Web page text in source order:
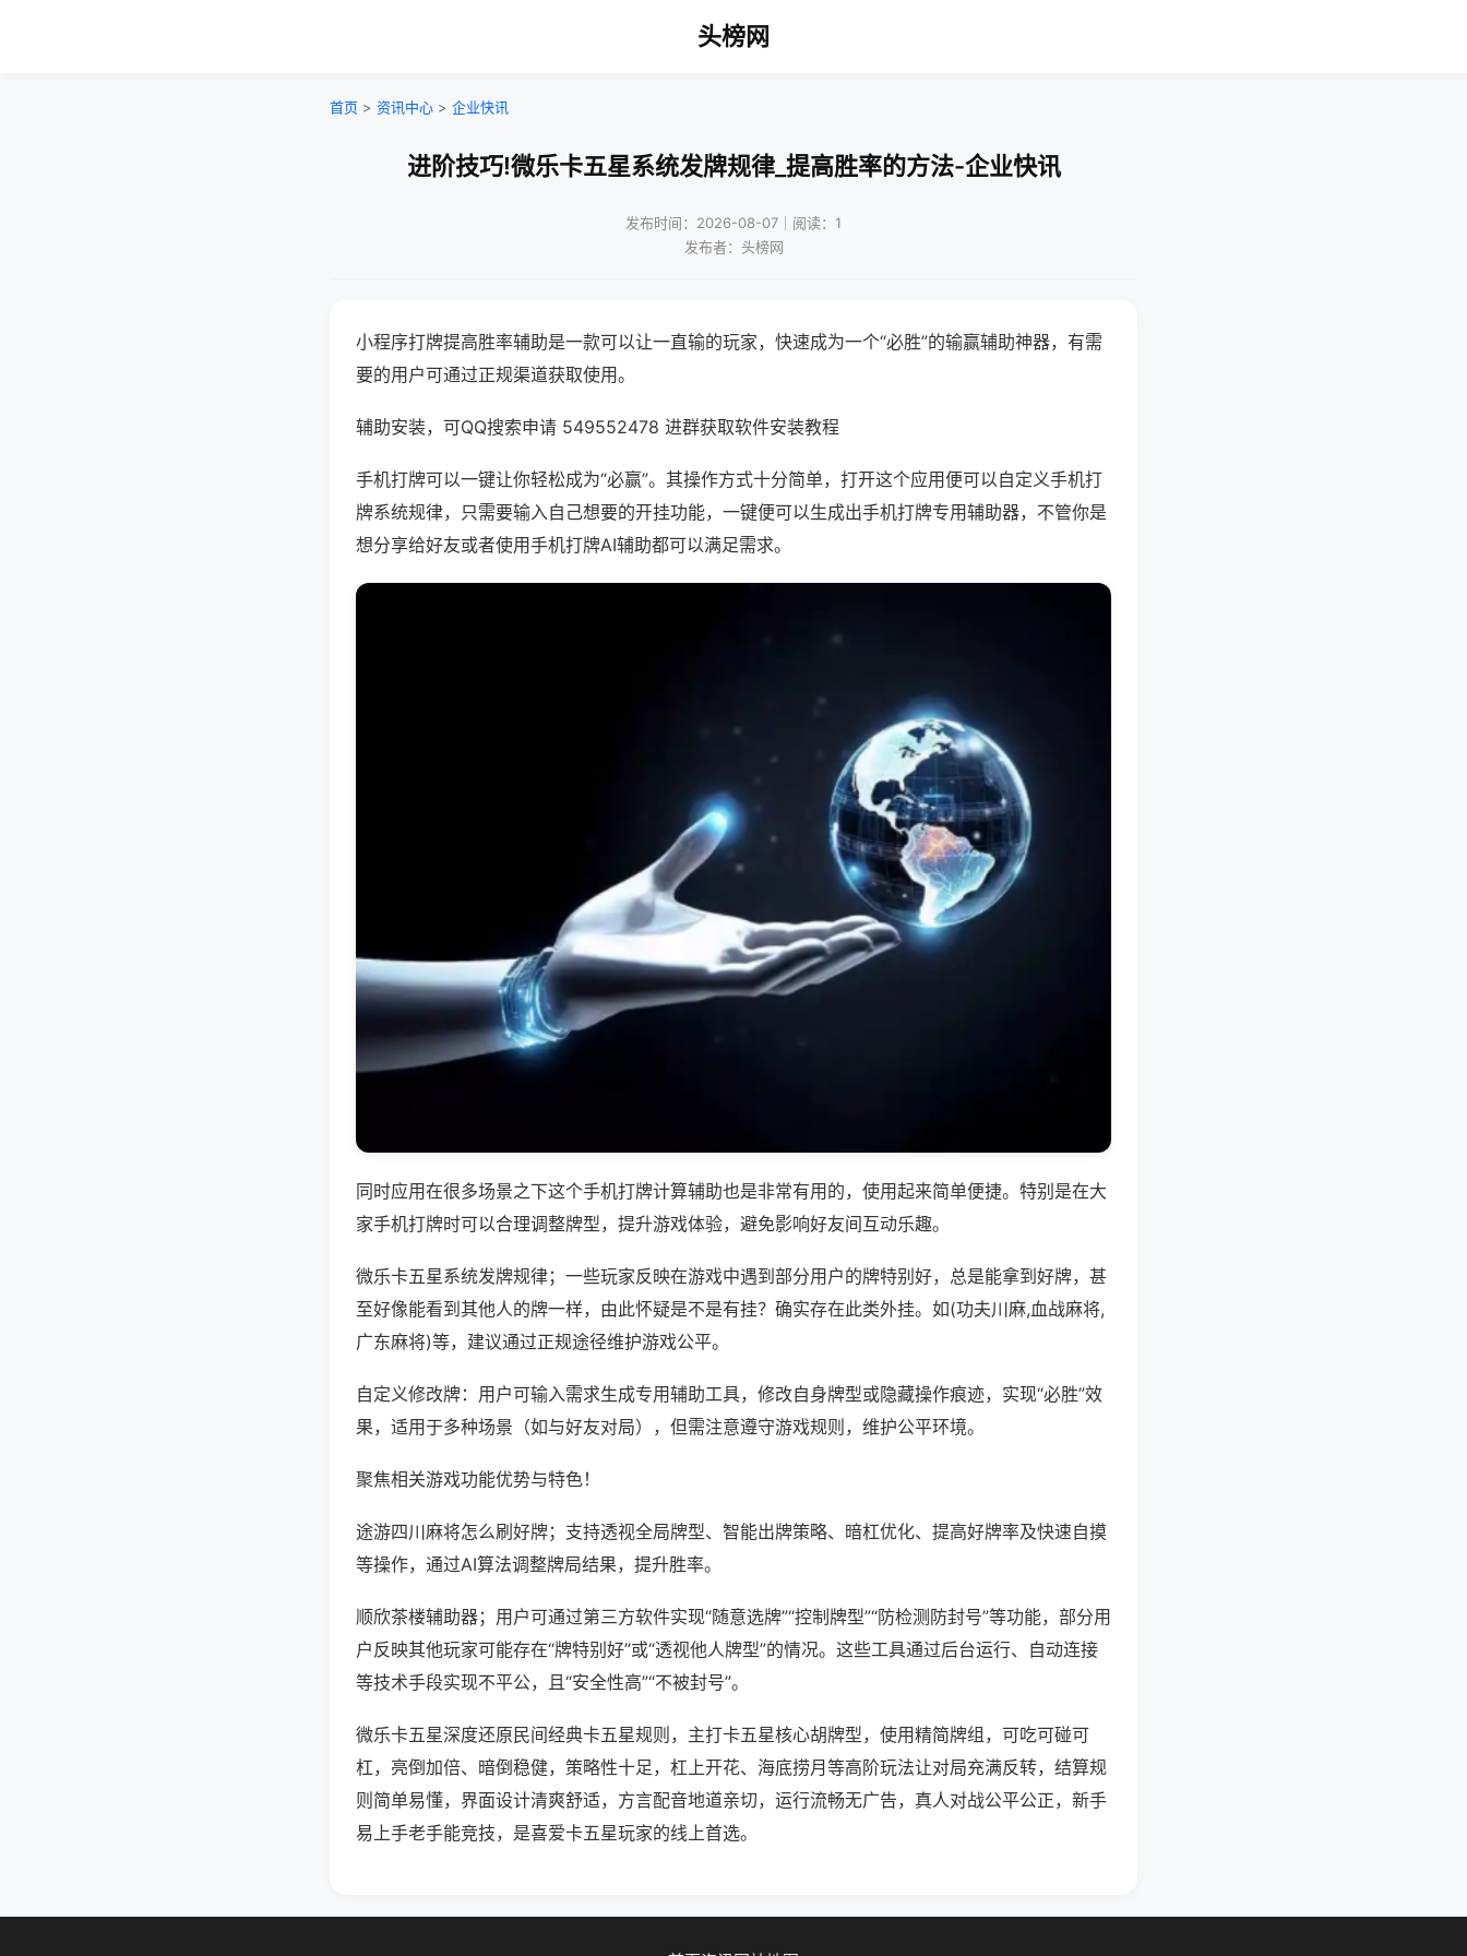
头榜网
首页 > 资讯中心 > 企业快讯
进阶技巧!微乐卡五星系统发牌规律_提高胜率的方法-企业快讯
发布时间：2026-08-07｜阅读：1
发布者：头榜网
小程序打牌提高胜率辅助是一款可以让一直输的玩家，快速成为一个“必胜”的输赢辅助神器，有需
要的用户可通过正规渠道获取使用。
辅助安装，可QQ搜索申请 549552478 进群获取软件安装教程
手机打牌可以一键让你轻松成为“必赢”。其操作方式十分简单，打开这个应用便可以自定义手机打
牌系统规律，只需要输入自己想要的开挂功能，一键便可以生成出手机打牌专用辅助器，不管你是
想分享给好友或者使用手机打牌AI辅助都可以满足需求。
同时应用在很多场景之下这个手机打牌计算辅助也是非常有用的，使用起来简单便捷。特别是在大
家手机打牌时可以合理调整牌型，提升游戏体验，避免影响好友间互动乐趣。
微乐卡五星系统发牌规律；一些玩家反映在游戏中遇到部分用户的牌特别好，总是能拿到好牌，甚
至好像能看到其他人的牌一样，由此怀疑是不是有挂？确实存在此类外挂。如(功夫川麻,血战麻将,
广东麻将)等，建议通过正规途径维护游戏公平。
自定义修改牌：用户可输入需求生成专用辅助工具，修改自身牌型或隐藏操作痕迹，实现“必胜”效
果，适用于多种场景（如与好友对局），但需注意遵守游戏规则，维护公平环境。
聚焦相关游戏功能优势与特色！
途游四川麻将怎么刷好牌；支持透视全局牌型、智能出牌策略、暗杠优化、提高好牌率及快速自摸
等操作，通过AI算法调整牌局结果，提升胜率。
顺欣茶楼辅助器；用户可通过第三方软件实现“随意选牌”“控制牌型”“防检测防封号”等功能，部分用
户反映其他玩家可能存在“牌特别好”或“透视他人牌型”的情况。这些工具通过后台运行、自动连接
等技术手段实现不平公，且“安全性高”“不被封号”。
微乐卡五星深度还原民间经典卡五星规则，主打卡五星核心胡牌型，使用精简牌组，可吃可碰可
杠，亮倒加倍、暗倒稳健，策略性十足，杠上开花、海底捞月等高阶玩法让对局充满反转，结算规
则简单易懂，界面设计清爽舒适，方言配音地道亲切，运行流畅无广告，真人对战公平公正，新手
易上手老手能竞技，是喜爱卡五星玩家的线上首选。